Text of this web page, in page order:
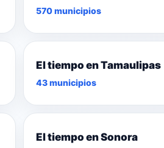
570 municipios
El tiempo en Tamaulipas
43 municipios
El tiempo en Sonora